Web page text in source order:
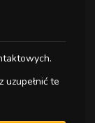
uzupełnić te